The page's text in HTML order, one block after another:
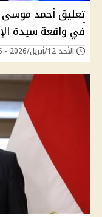
تعليق أحمد موسى
في واقعة سيدة
الأحد 12/أبريل/2026 - 08:56 م